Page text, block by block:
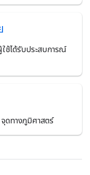
ช้ได้รับประสบการณ์
ดทางภูมิศาสตร์